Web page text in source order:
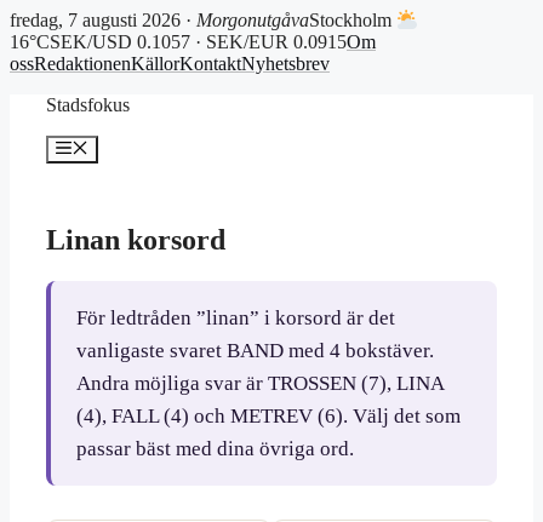
fredag, 7 augusti 2026 · MorgonutgåvaStockholm
16°CSEK/USD 0.1057 · SEK/EUR 0.0915Om
ossRedaktionenKällorKontaktNyhetsbrev
Stadsfokus
Meny
Linan korsord
För ledtråden ”linan” i korsord är det
vanligaste svaret BAND med 4 bokstäver.
Andra möjliga svar är TROSSEN (7), LINA
(4), FALL (4) och METREV (6). Välj det som
passar bäst med dina övriga ord.